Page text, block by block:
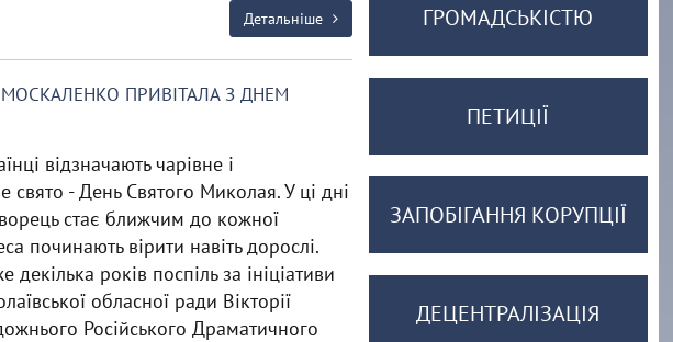
Детальніше
МОСКАЛЕНКО ПРИВІТАЛА З ДНЕМ
відзначають чарівне і
свято - День Святого Миколая. У ці дні
стає ближчим до кожної
починають вірити навіть дорослі.
декілька років поспіль за ініціативи
обласної ради Вікторії
Російського Драматичного
ГРОМАДСЬКІСТЮ
ПЕТИЦІЇ
ЗАПОБІГАННЯ КОРУПЦІЇ
ДЕЦЕНТРАЛІЗАЦІЯ